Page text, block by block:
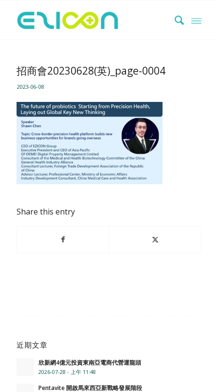
招商會20230628(英)_page-0004
2023-06-08
Share this entry
近期文章
欣新網4億元投資東南亞電商代營運龍頭
2026-07-28 - 上午 11:48
Pentavite 開啟馬來西亞新戰略發展階段